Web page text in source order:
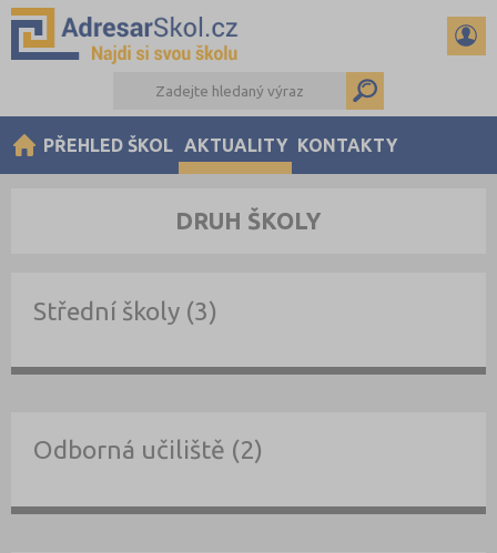
PŘEHLED ŠKOL AKTUALITY KONTAKTY
DRUH ŠKOLY
Střední školy (3)
Odborná učiliště (2)